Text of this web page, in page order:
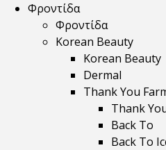
Φροντίδα
Φροντίδα
Korean Beauty
Korean Beauty
Dermal
Thank You
Thank
Back To
Back To